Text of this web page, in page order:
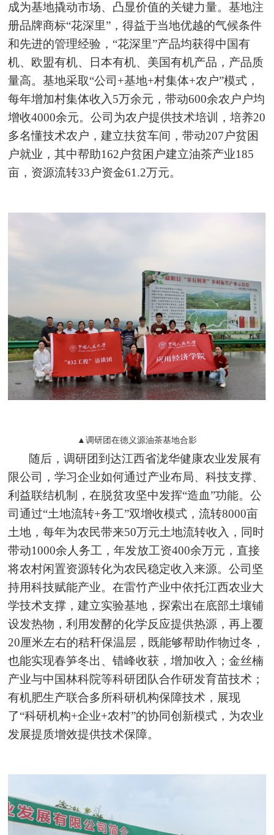
成为基地撬动市场、凸显价值的关键力量。基地注
册品牌商标“花深里”，得益于当地优越的气候条件
和先进的管理经验，“花深里”产品均获得中国有
机、欧盟有机、日本有机、美国有机产品，产品质
量高。基地采取“公司+基地+村集体+农户”模式，
每年增加村集体收入5万余元，带动600余农户户均
增收4000余元。公司为农户提供技术培训，培养20
多名懂技术农户，建立扶贫车间，带动207户贫困
户就业，其中帮助162户贫困户建立油茶产业185
亩，资源流转33户资金61.2万元。
▲调研团在德义源油茶基地合影
随后，调研团到达江西省泷华健康农业发展有
限公司，学习企业如何通过产业布局、科技支撑、
利益联结机制，在脱贫攻坚中发挥“造血”功能。公
司通过“土地流转+务工”双增收模式，流转8000亩
土地，每年为农民带来50万元土地流转收入，同时
带动1000余人务工，年发放工资400余万元，直接
将农村闲置资源转化为农民稳定收入来源。公司坚
持用科技赋能产业。在雷竹产业中依托江西农业大
学技术支撑，建立实验基地，探索出在底部土壤铺
设发热物，利用发酵的化学反应提供热源，再上覆
20厘米左右的秸秆保温层，既能够帮助作物过冬，
也能实现春笋冬出、错峰收获，增加收入；金丝楠
产业与中国林科院等科研团队合作研发育苗技术；
有机肥生产联合多所科研机构保障技术，展现
了“科研机构+企业+农村”的协同创新模式，为农业
发展提质增效提供技术保障。